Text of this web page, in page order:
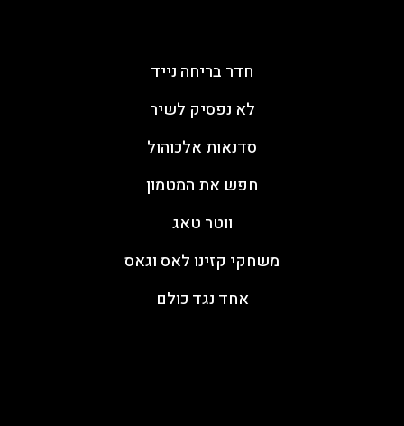
חדר בריחה נייד
לא נפסיק לשיר
סדנאות אלכוהול
חפש את המטמון
ווטר טאג
משחקי קזינו לאס וגאס
אחד נגד כולם